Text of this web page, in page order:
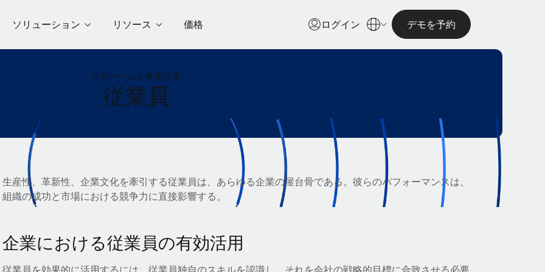
ソリューション リソース 価格 ログイン デモを予約
グローバル人事用語集
従業員
生産性、革新性、企業文化を牽引する従業員は、あらゆる企業の屋台骨である。彼らのパフォーマンスは、
組織の成功と市場における競争力に直接影響する。
企業における従業員の有効活用
従業員を効果的に活用するには、従業員独自のスキルを認識し、それを会社の戦略的目標に合致させる必要